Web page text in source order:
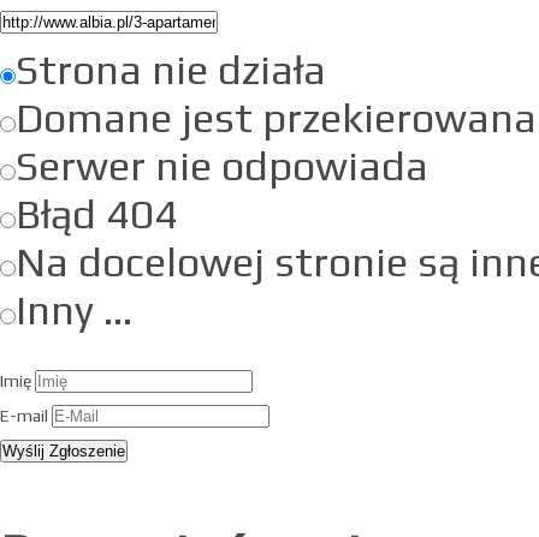
Strona nie działa
Domane jest przekierowana
Serwer nie odpowiada
Błąd 404
Na docelowej stronie są
Inny ...
Imię
E-mail